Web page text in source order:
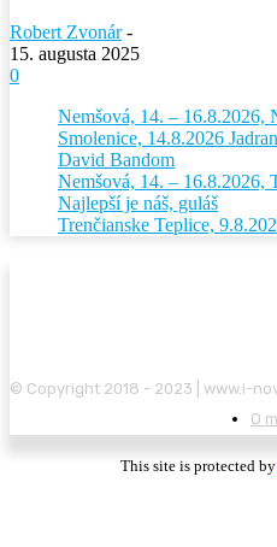
Robert Zvonár -
15. augusta 2025
0
Nemšová, 14. – 16.8.2026,
Smolenice, 14.8.2026
David Bandom
Nemšová, 14. – 16.8.2026,
Najlepší je náš, guláš
Trenčianske Teplice,
© Copyright 2018 - 2023 | www.i-
O
This site is protected by